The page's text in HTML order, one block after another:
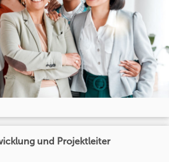
und Projektleiter